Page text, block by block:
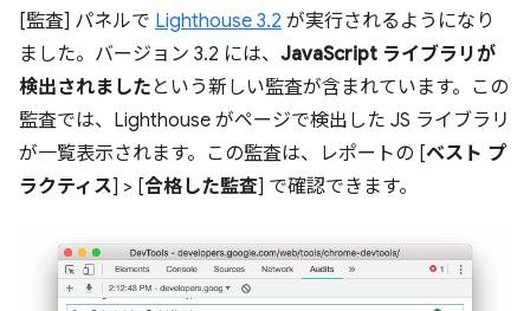
[監査] パネルで Lighthouse 3.2 が実行されるようになり
ました。バージョン 3.2 には、 JavaScript ライブラリが
検出されました という新しい監査が含まれています。この
監査では、Lighthouse がページで検出した JS ライブラリ
が一覧表示されます。この監査は、レポートの [ベスト プ
ラクティス] > [合格した監査] で確認できます。